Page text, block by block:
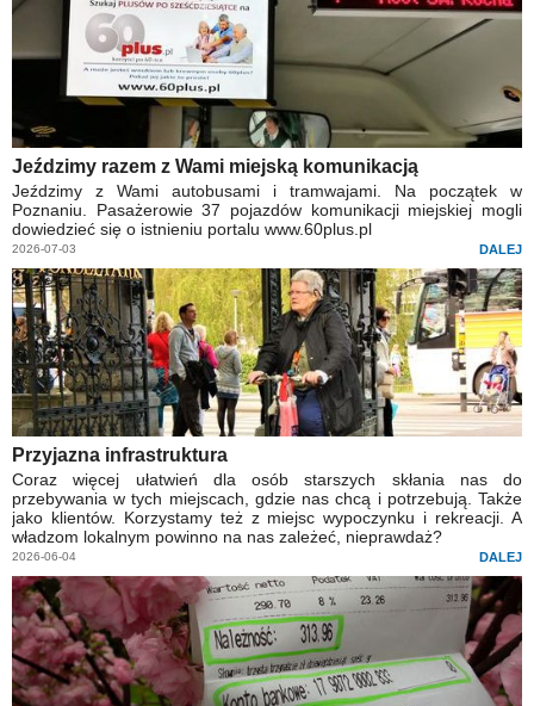
Jeździmy razem z Wami miejską komunikacją
Jeździmy z Wami autobusami i tramwajami. Na początek w
Poznaniu. Pasażerowie 37 pojazdów komunikacji miejskiej mogli
dowiedzieć się o istnieniu portalu www.60plus.pl
2026-07-03 DALEJ
Przyjazna infrastruktura
Coraz więcej ułatwień dla osób starszych skłania nas do
przebywania w tych miejscach, gdzie nas chcą i potrzebują. Także
jako klientów. Korzystamy też z miejsc wypoczynku i rekreacji. A
władzom lokalnym powinno na nas zależeć, nieprawdaż?
2026-06-04 DALEJ